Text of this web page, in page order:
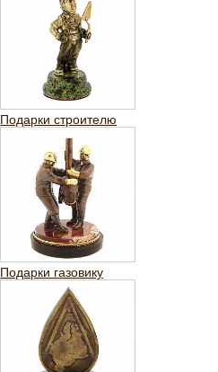
Подарки строителю
Подарки газовику